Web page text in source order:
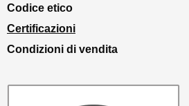
Codice etico
Certificazioni
Condizioni di vendita